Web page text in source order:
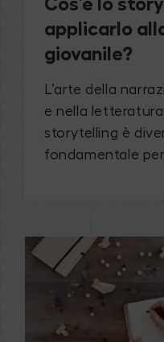
applicarlo
giovanile?
L’arte della
e nella
storytelling è
fondamentale